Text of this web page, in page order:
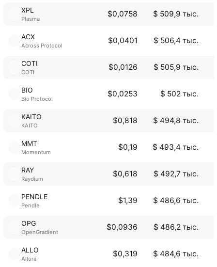
XPL
Plasma
$0,0758 $ 509,9 тыс.
ACX
Across Protocol
$0,0401 $ 506,4 тыс.
COTI
COTI
$0,0126 $ 505,9 тыс.
BIO
Bio Protocol
$0,0253 $ 502 тыс.
KAITO
KAITO
$0,818 $ 494,8 тыс.
MMT
Momentum
$0,19 $ 493,4 тыс.
RAY
Raydium
$0,618 $ 492,7 тыс.
PENDLE
Pendle
$1,39 $ 486,6 тыс.
OPG
OpenGradient
$0,0936 $ 486,2 тыс.
ALLO
Allora
$0,319 $ 484,6 тыс.